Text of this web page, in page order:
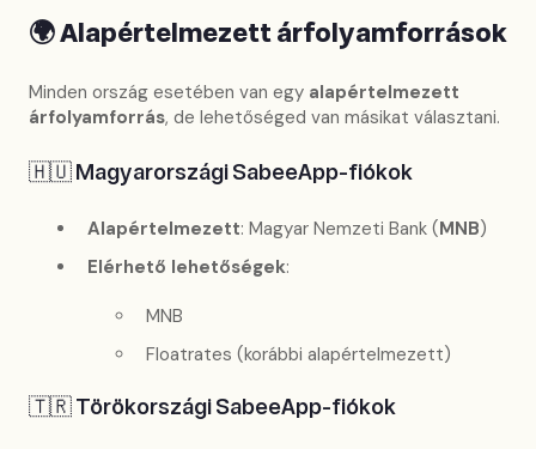
🌍Alapértelmezett árfolyamforrások
Minden ország esetében van egy alapértelmezett
árfolyamforrás, de lehetőséged van másikat választani.
🇭🇺 Magyarországi SabeeApp-fiókok
Alapértelmezett: Magyar Nemzeti Bank (MNB)
Elérhető lehetőségek:
MNB
Floatrates (korábbi alapértelmezett)
🇹🇷 Törökországi SabeeApp-fiókok